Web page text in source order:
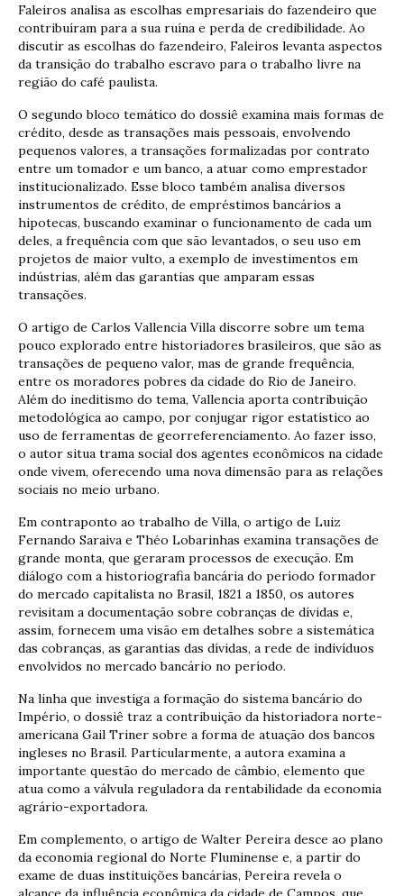
Faleiros analisa as escolhas empresariais do fazendeiro que
contribuíram para a sua ruína e perda de credibilidade. Ao
discutir as escolhas do fazendeiro, Faleiros levanta aspectos
da transição do trabalho escravo para o trabalho livre na
região do café paulista.
O segundo bloco temático do dossiê examina mais formas de
crédito, desde as transações mais pessoais, envolvendo
pequenos valores, a transações formalizadas por contrato
entre um tomador e um banco, a atuar como emprestador
institucionalizado. Esse bloco também analisa diversos
instrumentos de crédito, de empréstimos bancários a
hipotecas, buscando examinar o funcionamento de cada um
deles, a frequência com que são levantados, o seu uso em
projetos de maior vulto, a exemplo de investimentos em
indústrias, além das garantias que amparam essas
transações.
O artigo de Carlos Vallencia Villa discorre sobre um tema
pouco explorado entre historiadores brasileiros, que são as
transações de pequeno valor, mas de grande frequência,
entre os moradores pobres da cidade do Rio de Janeiro.
Além do ineditismo do tema, Vallencia aporta contribuição
metodológica ao campo, por conjugar rigor estatístico ao
uso de ferramentas de georreferenciamento. Ao fazer isso,
o autor situa trama social dos agentes econômicos na cidade
onde vivem, oferecendo uma nova dimensão para as relações
sociais no meio urbano.
Em contraponto ao trabalho de Villa, o artigo de Luiz
Fernando Saraiva e Théo Lobarinhas examina transações de
grande monta, que geraram processos de execução. Em
diálogo com a historiografia bancária do período formador
do mercado capitalista no Brasil, 1821 a 1850, os autores
revisitam a documentação sobre cobranças de dívidas e,
assim, fornecem uma visão em detalhes sobre a sistemática
das cobranças, as garantias das dívidas, a rede de indivíduos
envolvidos no mercado bancário no período.
Na linha que investiga a formação do sistema bancário do
Império, o dossiê traz a contribuição da historiadora norte-
americana Gail Triner sobre a forma de atuação dos bancos
ingleses no Brasil. Particularmente, a autora examina a
importante questão do mercado de câmbio, elemento que
atua como a válvula reguladora da rentabilidade da economia
agrário-exportadora.
Em complemento, o artigo de Walter Pereira desce ao plano
da economia regional do Norte Fluminense e, a partir do
exame de duas instituições bancárias, Pereira revela o